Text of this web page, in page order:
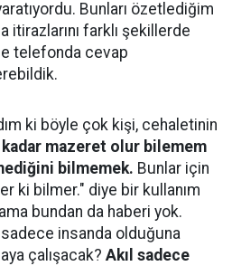
Bunları özetlediğim
itirazlarını farklı şekillerde
telefonda cevap
ki böyle çok kişi, cehaletinin
kadar mazeret olur bilemem
bilmemek. Bunlar için
ki bilmer." diye bir kullanım
bundan da haberi yok.
insanda olduğuna
çalışacak? Akıl sadece